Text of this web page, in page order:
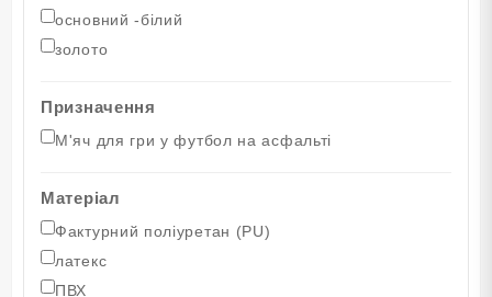
основний -білий
золото
Призначення
M'яч для гри у футбол на асфальті
Матеріал
Фактурний поліуретан (PU)
латекс
ПВХ